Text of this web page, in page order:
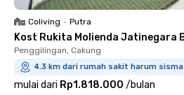
Coliving • Putra
Kost Rukita Molienda Jatinegara
Penggilingan, Cakung
4.3 km dari rumah sakit harum
mulai dari Rp1.818.000 /bulan